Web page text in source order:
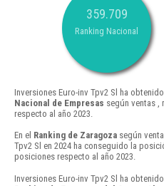
359.709
Ranking Nacional
Inversiones Euro-inv Tpv2 Sl ha
Nacional de Empresas según ventas ,
respecto al año 2023.
En el Ranking de Zaragoza según
Tpv2 Sl en 2024 ha conseguido la
posiciones respecto al año 2023.
Inversiones Euro-inv Tpv2 Sl ha